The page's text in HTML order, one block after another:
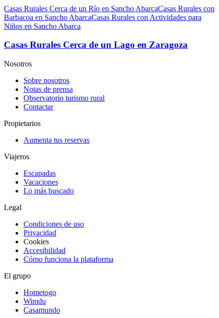
Casas Rurales Cerca de un Río en Sancho AbarcaCasas Rurales con
Barbacoa en Sancho AbarcaCasas Rurales con Actividades para
Niños en Sancho Abarca
Casas Rurales Cerca de un Lago en Zaragoza
Nosotros
Sobre nosotros
Notas de prensa
Observatorio turismo rural
Contactar
Propietarios
Aumenta tus reservas
Viajeros
Escapadas
Vacaciones
Lo más buscado
Legal
Condiciones de uso
Privacidad
Cookies
Accesibilidad
Cómo funciona la plataforma
El grupo
Hometogo
Wimdu
Casamundo